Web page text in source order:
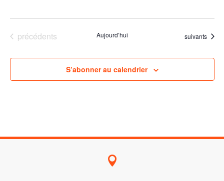
Évènements
précédents Aujourd’hui Évènements
suivants
S’abonner au calendrier
